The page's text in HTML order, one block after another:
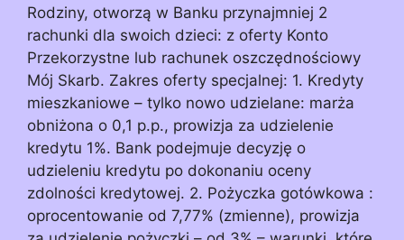
Rodziny, otworzą w Banku przynajmniej 2
rachunki dla swoich dzieci: z oferty Konto
Przekorzystne lub rachunek oszczędnościowy
Mój Skarb. Zakres oferty specjalnej: 1. Kredyty
mieszkaniowe – tylko nowo udzielane: marża
obniżona o 0,1 p.p., prowizja za udzielenie
kredytu 1%. Bank podejmuje decyzję o
udzieleniu kredytu po dokonaniu oceny
zdolności kredytowej. 2. Pożyczka gotówkowa :
oprocentowanie od 7,77% (zmienne), prowizja